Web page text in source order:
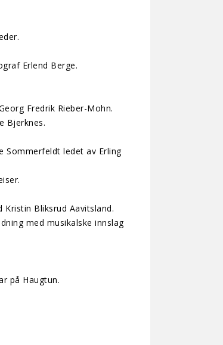
Erlend Berge.
Fredrik Rieber-Mohn.
Bjerknes.
Sommerfeldt ledet av Erling
Kristin Bliksrud Aavitsland.
med musikalske innslag
på Haugtun.